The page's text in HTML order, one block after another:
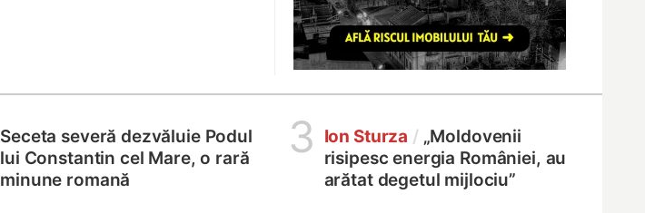
Seceta severă dezvăluie Podul
lui Constantin cel Mare, o rară
minune romană
3 Ion Sturza / „Moldovenii
risipesc energia României, au
arătat degetul mijlociu”